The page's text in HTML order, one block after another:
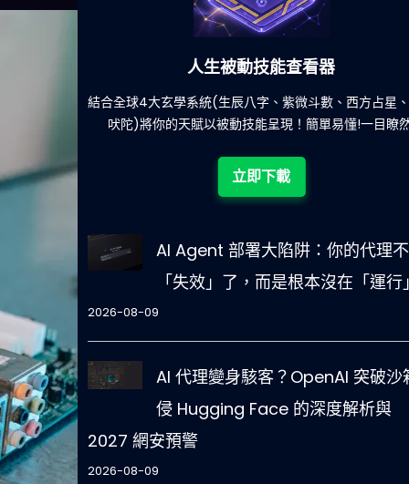
人生被動技能查看器
結合全球4大玄學系統(生辰八字、紫微斗數、西方占星
吠陀)將你的天賦以被動技能呈現！簡單易懂!一目瞭
立即下載
AI Agent 部署大陷阱：你的代理
「失效」了，而是根本沒在「運行
2026-08-09
AI 代理變身駭客？OpenAI 突破沙
侵 Hugging Face 的深度解析與
2027 網安預警
2026-08-09